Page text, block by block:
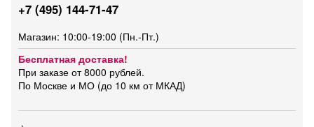
+7 (495) 144-71-47
Магазин: 10:00-19:00 (Пн.-Пт.)
Бесплатная доставка!
При заказе от 8000 рублей.
По Москве и МО (до 10 км от МКАД)